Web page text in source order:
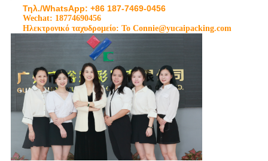
Τηλ./WhatsApp: +86 187-7469-0456
Wechat: 18774690456
Ηλεκτρονικό ταχυδρομείο: Το Connie@yucaipacking.com